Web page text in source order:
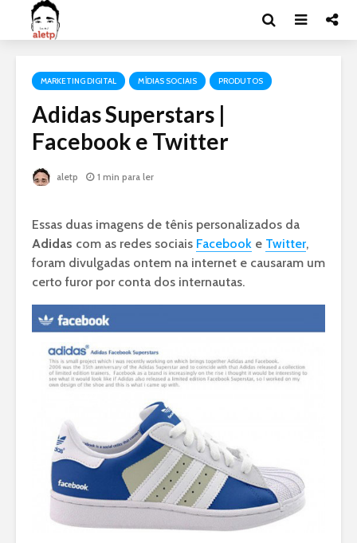
MARKETING DIGITAL MÍDIAS SOCIAIS PRODUTOS
Adidas Superstars |
Facebook e Twitter
aletp 1 min para ler
Essas duas imagens de tênis personalizados da
Adidas com as redes sociais Facebook e Twitter,
foram divulgadas ontem na internet e causaram um
certo furor por conta dos internautas.